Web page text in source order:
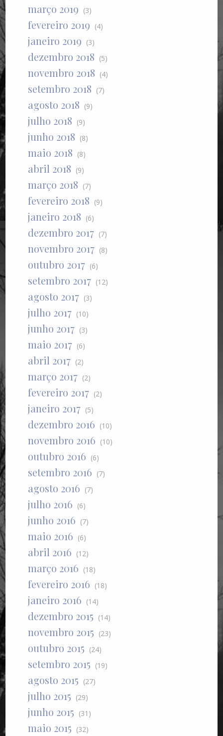
março 2019 (3)
fevereiro 2019 (4)
janeiro 2019 (3)
dezembro 2018 (5)
novembro 2018 (4)
setembro 2018 (7)
agosto 2018 (9)
julho 2018 (9)
junho 2018 (8)
maio 2018 (8)
abril 2018 (9)
março 2018 (7)
fevereiro 2018 (9)
janeiro 2018 (6)
dezembro 2017 (7)
novembro 2017 (8)
outubro 2017 (6)
setembro 2017 (12)
agosto 2017 (3)
julho 2017 (10)
junho 2017 (3)
maio 2017 (6)
abril 2017 (2)
março 2017 (2)
fevereiro 2017 (2)
janeiro 2017 (5)
dezembro 2016 (10)
novembro 2016 (10)
outubro 2016 (6)
setembro 2016 (7)
agosto 2016 (7)
julho 2016 (6)
junho 2016 (7)
maio 2016 (6)
abril 2016 (12)
março 2016 (18)
fevereiro 2016 (18)
janeiro 2016 (14)
dezembro 2015 (14)
novembro 2015 (23)
outubro 2015 (24)
setembro 2015 (19)
agosto 2015 (27)
julho 2015 (29)
junho 2015 (31)
maio 2015 (32)